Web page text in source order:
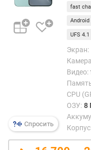
P
P
а
с
Спросить
8 ГБ
12 ГБ
fast
Android
UFS 4.1
Экран:
Видео:
CPU
ОЗУ: 8